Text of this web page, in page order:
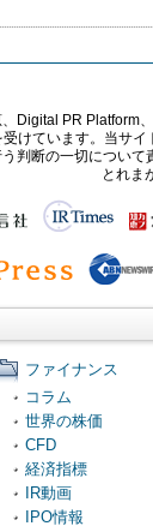
Digital PR
けています。当サ
判断の一切について
とれま
ファイナンス
コラム
世界の株価
CFD
経済指標
IR動画
IPO情報